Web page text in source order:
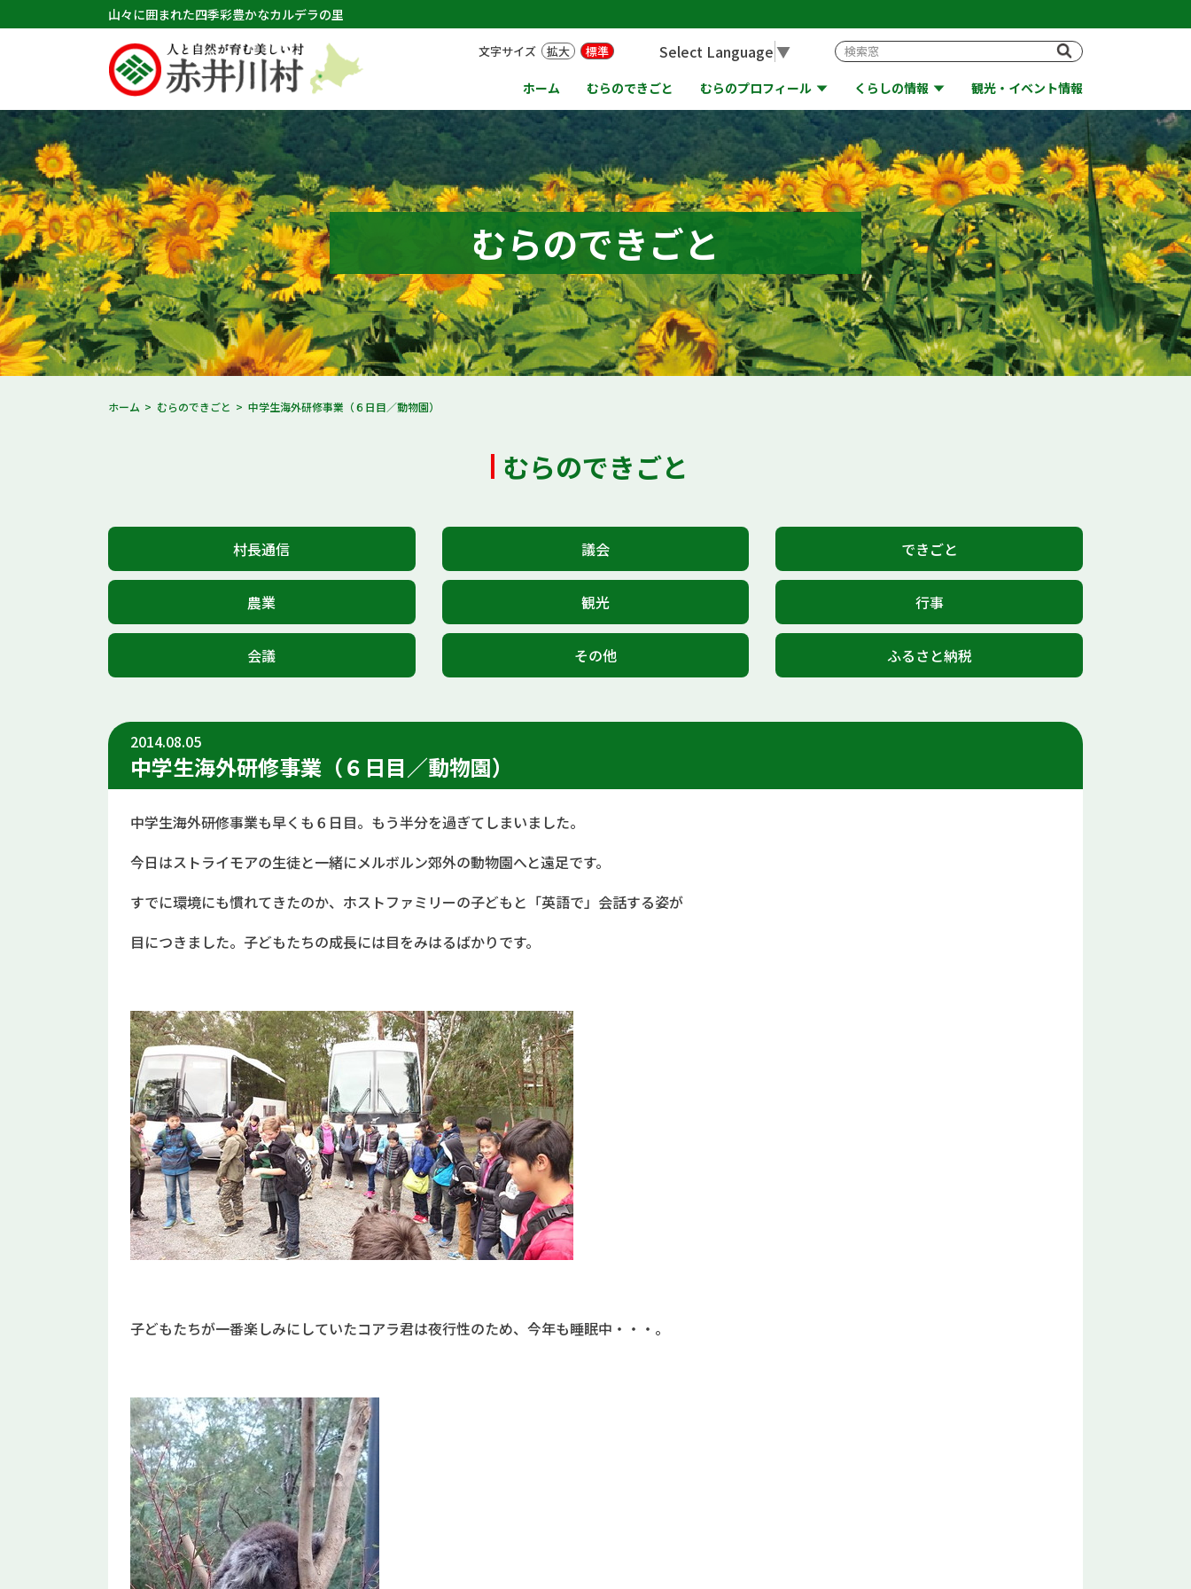
山々に囲まれた四季彩豊かなカルデラの里
ホーム むらのできごと むらのプロフィール くらしの情報 観光・イベント情報
文字サイズ 拡大 標準 Select Language▼
むらのできごと
ホーム むらのできごと 中学生海外研修事業（６日目／動物園）
むらのできごと
村長通信 議会 できごと
農業 観光 行事
会議 その他 ふるさと納税
2014.08.05
中学生海外研修事業（６日目／動物園）
中学生海外研修事業も早くも６日目。もう半分を過ぎてしまいました。
今日はストライモアの生徒と一緒にメルボルン郊外の動物園へと遠足です。
すでに環境にも慣れてきたのか、ホストファミリーの子どもと「英語で」会話する姿が
目につきました。子どもたちの成長には目をみはるばかりです。
子どもたちが一番楽しみにしていたコアラ君は夜行性のため、今年も睡眠中・・・。